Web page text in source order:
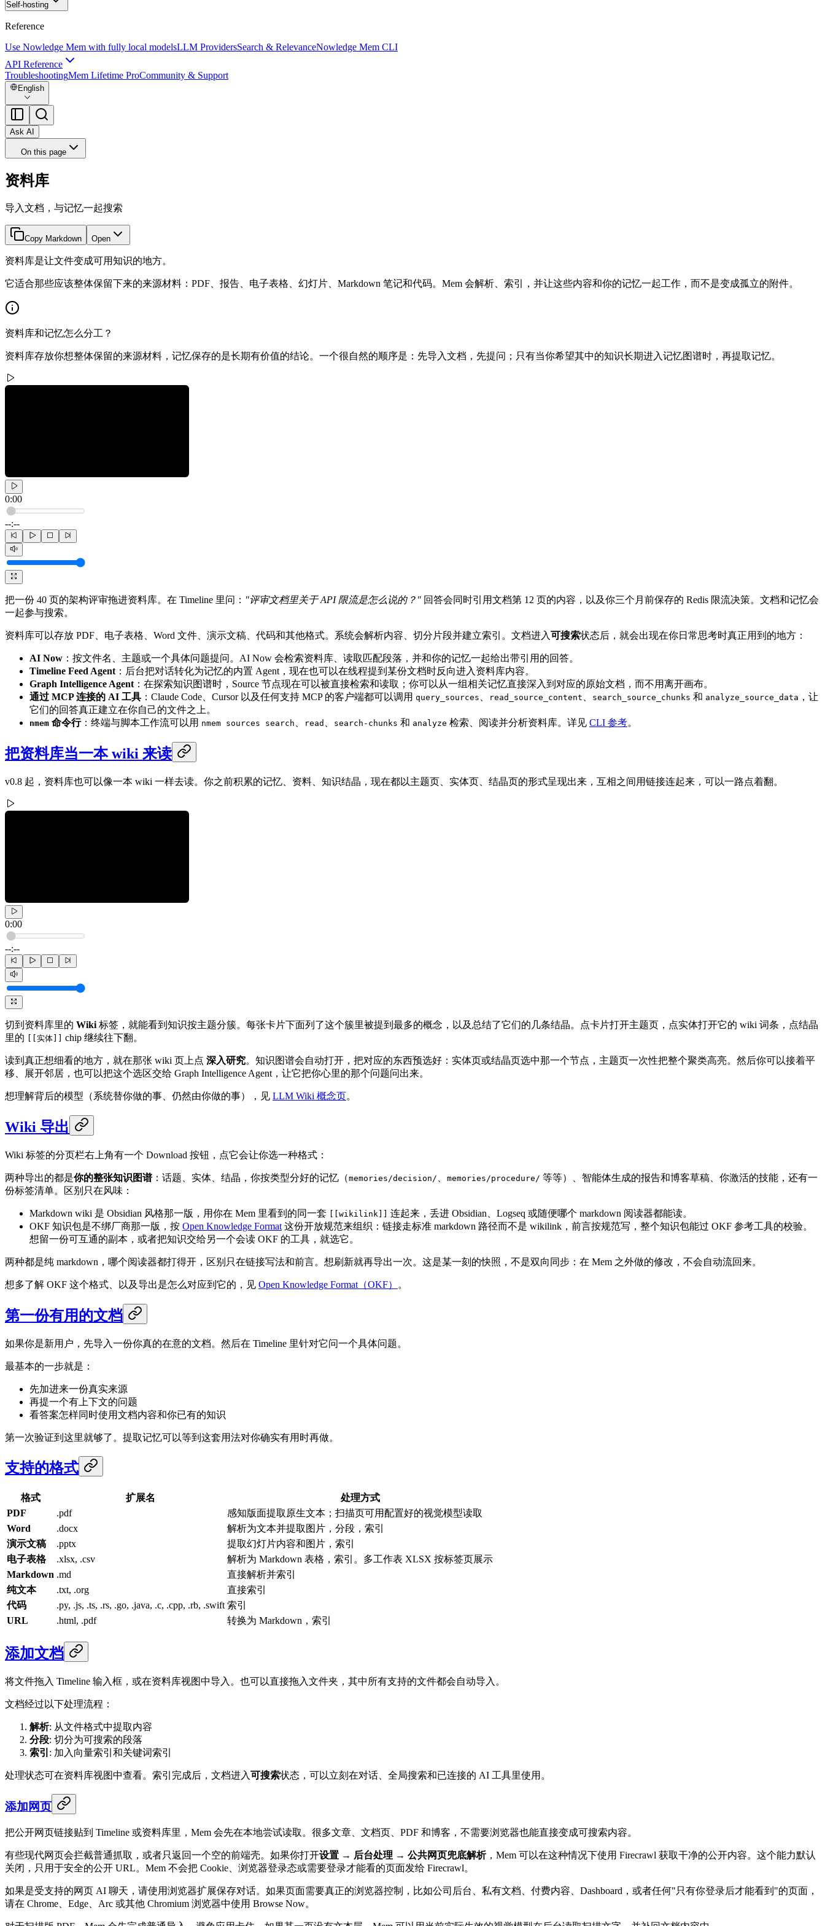
Self-hosting
Reference
Use Nowledge Mem with fully local modelsLLM ProvidersSearch & RelevanceNowledge Mem CLI
API Reference
TroubleshootingMem Lifetime ProCommunity & Support
English
Ask AI
On this page
资料库
导入文档，与记忆一起搜索
Copy Markdown Open
资料库是让文件变成可用知识的地方。
它适合那些应该整体保留下来的来源材料：PDF、报告、电子表格、幻灯片、Markdown 笔记和代码。Mem 会解析、索引，并让这些内容和你的记忆一起工作，而不是变成孤立的附件。
资料库和记忆怎么分工？
资料库存放你想整体保留的来源材料，记忆保存的是长期有价值的结论。一个很自然的顺序是：先导入文档，先提问；只有当你希望其中的知识长期进入记忆图谱时，再提取记忆。
0:00
--:--
把一份 40 页的架构评审拖进资料库。在 Timeline 里问： "评审文档里关于 API 限流是怎么说的？" 回答会同时引用文档第 12 页的内容，以及你三个月前保存的 Redis 限流决策。文档和记忆会
一起参与搜索。
资料库可以存放 PDF、电子表格、Word 文件、演示文稿、代码和其他格式。系统会解析内容、切分片段并建立索引。文档进入可搜索状态后，就会出现在你日常思考时真正用到的地方：
AI Now ：按文件名、主题或一个具体问题提问。AI Now 会检索资料库、读取匹配段落，并和你的记忆一起给出带引用的回答。
Timeline Feed Agent ：后台把对话转化为记忆的内置 Agent，现在也可以在线程提到某份文档时反向进入资料库内容。
Graph Intelligence Agent ：在探索知识图谱时，Source 节点现在可以被直接检索和读取；你可以从一组相关记忆直接深入到对应的原始文档，而不用离开画布。
通过 MCP 连接的 AI 工具 ：Claude Code、Cursor 以及任何支持 MCP 的客户端都可以调用 query_sources read_source_content search_source_chunks 和 analyze_source_data ，让
它们的回答真正建立在你自己的文件之上。
nmem 命令行：终端与脚本工作流可以用 nmem sources search read search-chunks 和 analyze 检索、阅读并分析资料库。详见 CLI 参考。
把资料库当一本 wiki 来读
v0.8 起，资料库也可以像一本 wiki 一样去读。你之前积累的记忆、资料、知识结晶，现在都以主题页、实体页、结晶页的形式呈现出来，互相之间用链接连起来，可以一路点着翻。
0:00
--:--
切到资料库里的 Wiki 标签，就能看到知识按主题分簇。每张卡片下面列了这个簇里被提到最多的概念，以及总结了它们的几条结晶。点卡片打开主题页，点实体打开它的 wiki 词条，点结晶
里的
[[实体]] chip 继续往下翻。
读到真正想细看的地方，就在那张 wiki 页上点 深入研究。知识图谱会自动打开，把对应的东西预选好：实体页或结晶页选中那一个节点，主题页一次性把整个聚类高亮。然后你可以接着平
移、展开邻居，也可以把这个选区交给 Graph Intelligence Agent，让它把你心里的那个问题问出来。
想理解背后的模型（系统替你做的事、仍然由你做的事），见 LLM Wiki 概念页。
Wiki 导出
Wiki 标签的分页栏右上角有一个 Download 按钮，点它会让你选一种格式：
两种导出的都是你的整张知识图谱：话题、实体、结晶，你按类型分好的记忆（memories/decision/ memories/procedure/ 等等）、智能体生成的报告和博客草稿、你激活的技能，还有一
份标签清单。区别只在风味：
Markdown wiki 是 Obsidian 风格那一版，用你在 Mem 里看到的同一套 [[wikilink]] 连起来，丢进 Obsidian、Logseq 或随便哪个 markdown 阅读器都能读。
OKF 知识包是不绑厂商那一版，按 Open Knowledge Format 这份开放规范来组织：链接走标准 markdown 路径而不是 wikilink，前言按规范写，整个知识包能过 OKF 参考工具的校验。
想留一份可互通的副本，或者把知识交给另一个会读 OKF 的工具，就选它。
两种都是纯 markdown，哪个阅读器都打得开，区别只在链接写法和前言。想刷新就再导出一次。这是某一刻的快照，不是双向同步：在 Mem 之外做的修改，不会自动流回来。
想多了解 OKF 这个格式、以及导出是怎么对应到它的，见 Open Knowledge Format（OKF） 。
第一份有用的文档
如果你是新用户，先导入一份你真的在意的文档。然后在 Timeline 里针对它问一个具体问题。
最基本的一步就是：
先加进来一份真实来源
再提一个有上下文的问题
看答案怎样同时使用文档内容和你已有的知识
第一次验证到这里就够了。提取记忆可以等到这套用法对你确实有用时再做。
支持的格式
格式 扩展名
处理方式
PDF
.pdf
感知版面提取原生文本；扫描页可用配置好的视觉模型读取
Word
.docx
解析为文本并提取图片，分段，索引
演示文稿
.pptx
提取幻灯片内容和图片，索引
电子表格
.xlsx, .csv
解析为 Markdown 表格，索引。多工作表 XLSX 按标签页展示
Markdown .md
直接解析并索引
纯文本
.txt, .org
直接索引
代码
.py, .js, .ts, .rs, .go, .java, .c, .cpp, .rb, .swift 索引
URL
.html, .pdf 转换为 Markdown，索引
添加文档
将文件拖入 Timeline 输入框，或在资料库视图中导入。也可以直接拖入文件夹，其中所有支持的文件都会自动导入。
文档经过以下处理流程：
解析: 从文件格式中提取内容
分段: 切分为可搜索的段落
索引 : 加入向量索引和关键词索引
处理状态可在资料库视图中查看。索引完成后，文档进入可搜索状态，可以立刻在对话、全局搜索和已连接的 AI 工具里使用。
添加网页
把公开网页链接贴到 Timeline 或资料库里，Mem 会先在本地尝试读取。很多文章、文档页、PDF 和博客，不需要浏览器也能直接变成可搜索内容。
有些现代网页会拦截普通抓取，或者只返回一个空的前端壳。如果你打开设置 → 后台处理 → 公共网页兜底解析，Mem 可以在这种情况下使用 Firecrawl 获取干净的公开内容。这个能力默认
关闭，只用于安全的公开 URL。Mem 不会把 Cookie、浏览器登录态或需要登录才能看的页面发给 Firecrawl。
如果是受支持的网页 AI 聊天，请使用浏览器扩展保存对话。如果页面需要真正的浏览器控制，比如公司后台、私有文档、付费内容、Dashboard，或者任何"只有你登录后才能看到"的页面，
请在 Chrome、Edge、Arc 或其他 Chromium 浏览器中使用 Browse Now。